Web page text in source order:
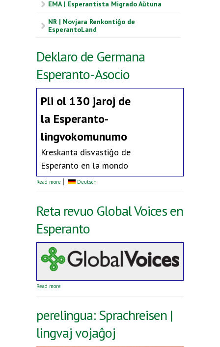
EMA | Esperantista Migrado Aŭtuna
NR | Novjara Renkontiĝo de
EsperantoLand
Deklaro de Germana
Esperanto-Asocio
Pli ol 130 jaroj de
la Esperanto-
lingvokomunumo
Kreskanta disvastiĝo de
Esperanto en la mondo
Read more about Deklaro de Germana Esperanto-Asocio
Deutsch
Reta revuo Global Voices en
Esperanto
Read more
perelingua: Sprachreisen |
lingvaj vojaĝoj